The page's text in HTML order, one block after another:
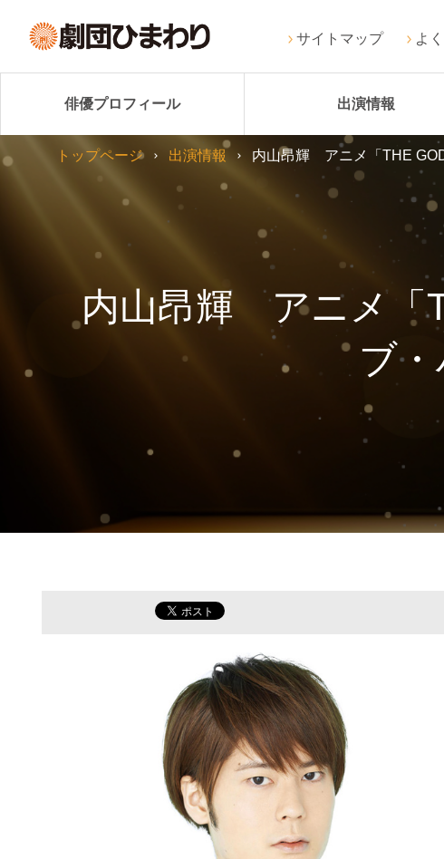
サイトマップ よ
俳優プロフィール 出演情報
内山昂輝 アニメ「
ブ
トップページ 出演情報 内山昂輝 アニメ「THE